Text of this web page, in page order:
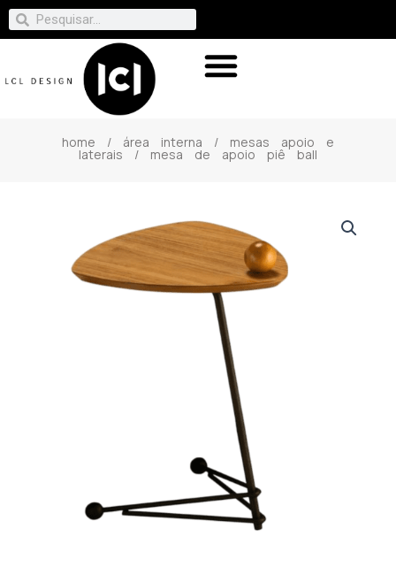
home / área interna / mesas apoio e
laterais / mesa de apoio piê ball